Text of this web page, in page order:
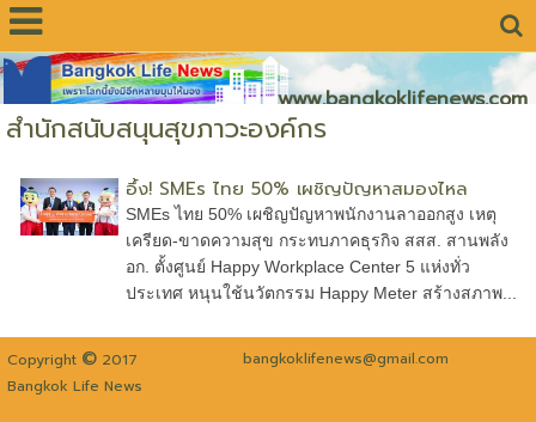
www.bangkoklifenews.com
สำนักสนับสนุนสุขภาวะองค์กร
อึ้ง! SMEs ไทย 50% เผชิญปัญหาสมองไหล
SMEs ไทย 50% เผชิญปัญหาพนักงานลาออกสูง เหตุ
เครียด-ขาดความสุข กระทบภาคธุรกิจ สสส. สานพลัง
อก. ตั้งศูนย์ Happy Workplace Center 5 แห่งทั่ว
ประเทศ หนุนใช้นวัตกรรม Happy Meter สร้างสภาพ...
Copyright © 2017
bangkoklifenews@gmail.com
Bangkok Life News